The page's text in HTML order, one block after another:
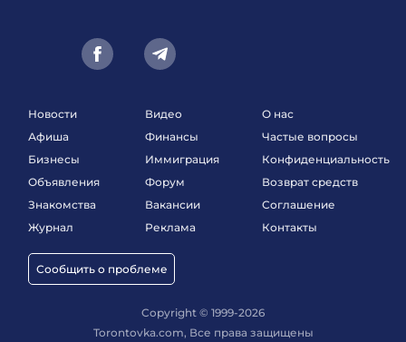
Новости
Афиша
Бизнесы
Объявления
Знакомства
Журнал
Сообщить о проблеме
Видео
Финансы
Иммиграция
Форум
Вакансии
Реклама
О нас
Частые вопросы
Конфиденциальность
Возврат средств
Соглашение
Контакты
Copyright © 1999-2026
Torontovka.com, Все права защищены